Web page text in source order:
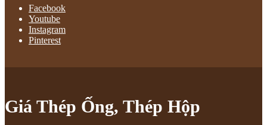
Facebook
Youtube
Instagram
Pinterest
Giá Thép Ống, Thép Hộp